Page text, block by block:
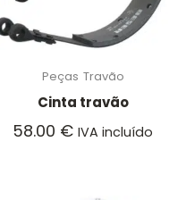
Peças Travão
Cinta travão
58.00 € IVA incluído